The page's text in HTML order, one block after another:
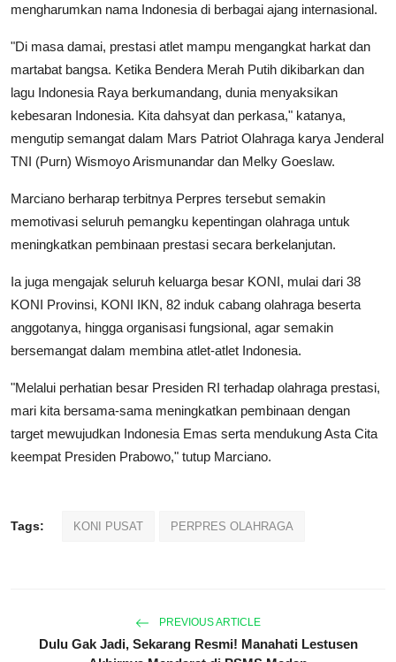
mengharumkan nama Indonesia di berbagai ajang internasional.
"Di masa damai, prestasi atlet mampu mengangkat harkat dan
martabat bangsa. Ketika Bendera Merah Putih dikibarkan dan
lagu Indonesia Raya berkumandang, dunia menyaksikan
kebesaran Indonesia. Kita dahsyat dan perkasa," katanya,
mengutip semangat dalam Mars Patriot Olahraga karya Jenderal
TNI (Purn) Wismoyo Arismunandar dan Melky Goeslaw.
Marciano berharap terbitnya Perpres tersebut semakin
memotivasi seluruh pemangku kepentingan olahraga untuk
meningkatkan pembinaan prestasi secara berkelanjutan.
Ia juga mengajak seluruh keluarga besar KONI, mulai dari 38
KONI Provinsi, KONI IKN, 82 induk cabang olahraga beserta
anggotanya, hingga organisasi fungsional, agar semakin
bersemangat dalam membina atlet-atlet Indonesia.
"Melalui perhatian besar Presiden RI terhadap olahraga prestasi,
mari kita bersama-sama meningkatkan pembinaan dengan
target mewujudkan Indonesia Emas serta mendukung Asta Cita
keempat Presiden Prabowo," tutup Marciano.
Tags: KONI PUSAT PERPRES OLAHRAGA
PREVIOUS ARTICLE
Dulu Gak Jadi, Sekarang Resmi! Manahati Lestusen